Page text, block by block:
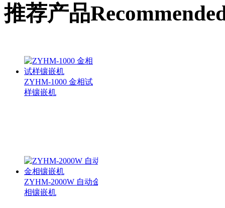
推荐产品
ZYHM-1000 金相试
样镶嵌机
ZYHM-2000W 自动金
相镶嵌机